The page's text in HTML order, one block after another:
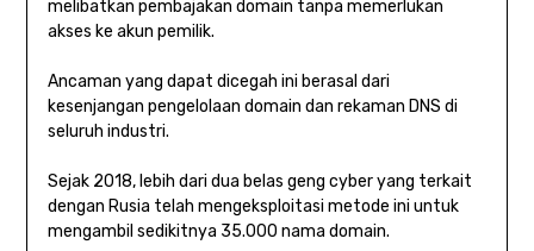
melibatkan pembajakan domain tanpa memerlukan
akses ke akun pemilik.
Ancaman yang dapat dicegah ini berasal dari
kesenjangan pengelolaan domain dan rekaman DNS di
seluruh industri.
Sejak 2018, lebih dari dua belas geng cyber yang terkait
dengan Rusia telah mengeksploitasi metode ini untuk
mengambil sedikitnya 35.000 nama domain.